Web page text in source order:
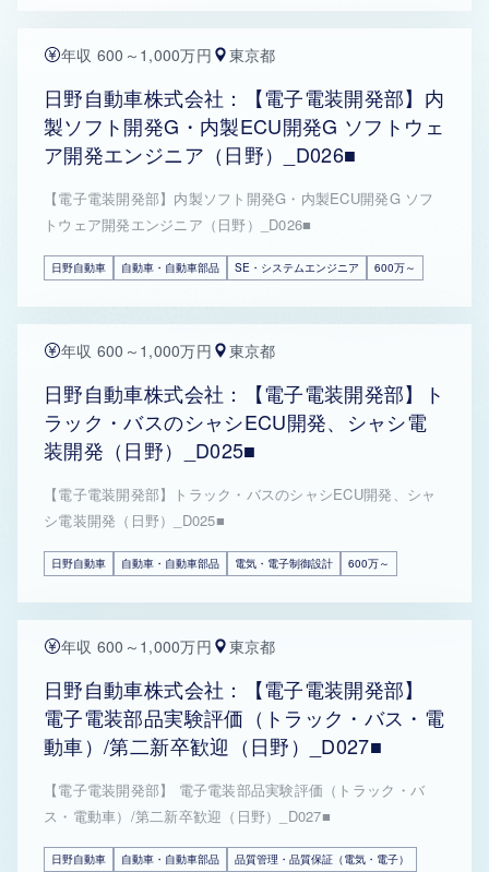
年収 600～1,000万円 東京都
日野自動車株式会社：【電子電装開発部】内
製ソフト開発G・内製ECU開発G ソフトウェ
ア開発エンジニア（日野）_D026■
【電子電装開発部】内製ソフト開発G・内製ECU開発G ソフ
トウェア開発エンジニア（日野）_D026■
日野自動車 自動車・自動車部品 SE・システムエンジニア 600万～
年収 600～1,000万円 東京都
日野自動車株式会社：【電子電装開発部】ト
ラック・バスのシャシECU開発、シャシ電
装開発（日野）_D025■
【電子電装開発部】トラック・バスのシャシECU開発、シャ
シ電装開発（日野）_D025■
日野自動車 自動車・自動車部品 電気・電子制御設計 600万～
年収 600～1,000万円 東京都
日野自動車株式会社：【電子電装開発部】
電子電装部品実験評価（トラック・バス・電
動車）/第二新卒歓迎（日野）_D027■
【電子電装開発部】 電子電装部品実験評価（トラック・バ
ス・電動車）/第二新卒歓迎（日野）_D027■
日野自動車 自動車・自動車部品
品質管理・品質保証（電気・電子）